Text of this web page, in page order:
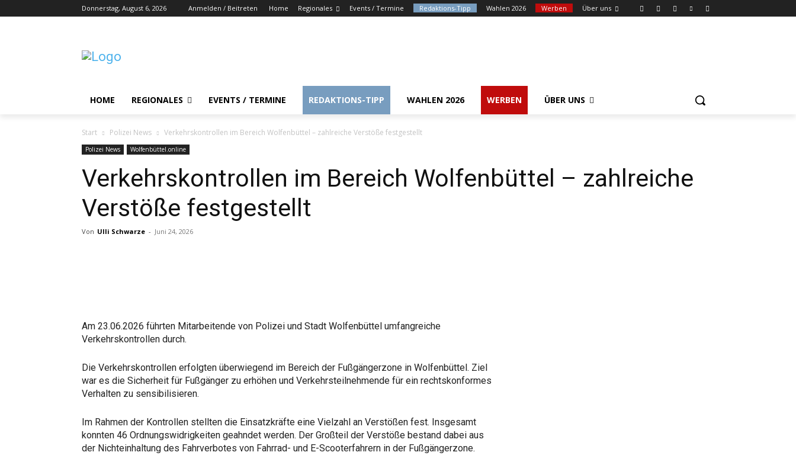
Donnerstag, August 6, 2026 Anmelden / Beitreten Home Regionales Events / Termine Redaktions-Tipp Wahlen 2026 Werben Über uns
HOME REGIONALES EVENTS / TERMINE REDAKTIONS-TIPP WAHLEN 2026 WERBEN ÜBER UNS
Start Polizei News Verkehrskontrollen im Bereich Wolfenbüttel – zahlreiche Verstöße festgestellt
Polizei News Wolfenbüttel.online
Verkehrskontrollen im Bereich Wolfenbüttel – zahlreiche
Verstöße festgestellt
Von Ulli Schwarze - Juni 24, 2026
Am 23.06.2026 führten Mitarbeitende von Polizei und Stadt Wolfenbüttel umfangreiche
Verkehrskontrollen durch.
Die Verkehrskontrollen erfolgten überwiegend im Bereich der Fußgängerzone in Wolfenbüttel. Ziel
war es die Sicherheit für Fußgänger zu erhöhen und Verkehrsteilnehmende für ein rechtskonformes
Verhalten zu sensibilisieren.
Im Rahmen der Kontrollen stellten die Einsatzkräfte eine Vielzahl an Verstößen fest. Insgesamt
konnten 46 Ordnungswidrigkeiten geahndet werden. Der Großteil der Verstöße bestand dabei aus
der Nichteinhaltung des Fahrverbotes von Fahrrad- und E-Scooterfahrern in der Fußgängerzone.